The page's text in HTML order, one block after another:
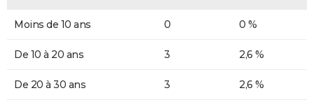
Moins de 10 ans 0 0 %
De 10 à 20 ans 3 2,6 %
De 20 à 30 ans 3 2,6 %